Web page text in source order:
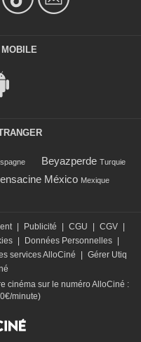
Beyazperde Turquie
México Mexique
Publicité CGU CGV
Données Personnelles
services AlloCiné
Gérer Utiq
cinéma sur le numéro AlloCiné :
minute)